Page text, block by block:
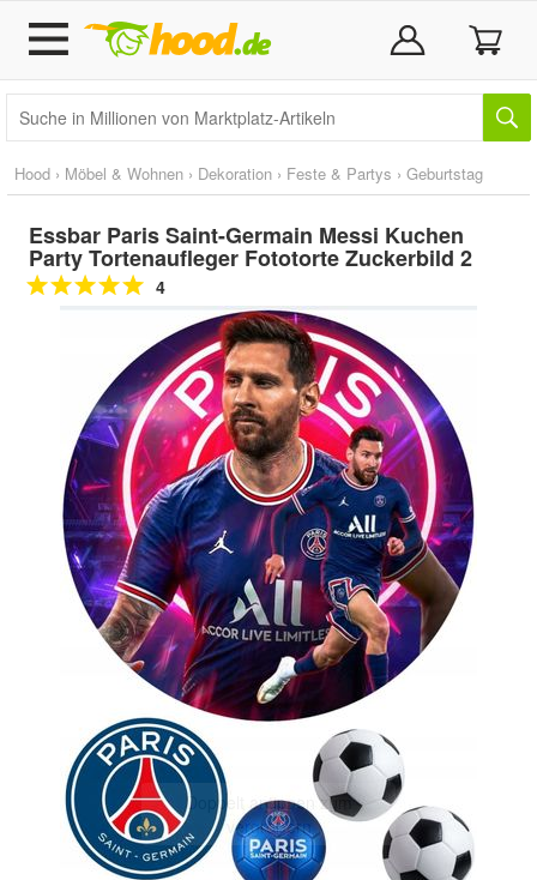
Hood › Möbel & Wohnen › Dekoration › Feste & Partys › Geburtstag
Essbar Paris Saint-Germain Messi Kuchen
Party Tortenaufleger Fototorte Zuckerbild 2
4
Doppelt antippen zum
vergrößern